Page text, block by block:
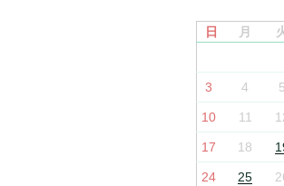
日 月
3 4
10 11
17 18
24 25